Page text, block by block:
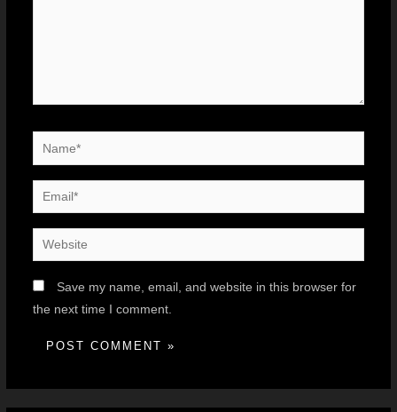
Save my name, email, and website in this browser for
the next time I comment.